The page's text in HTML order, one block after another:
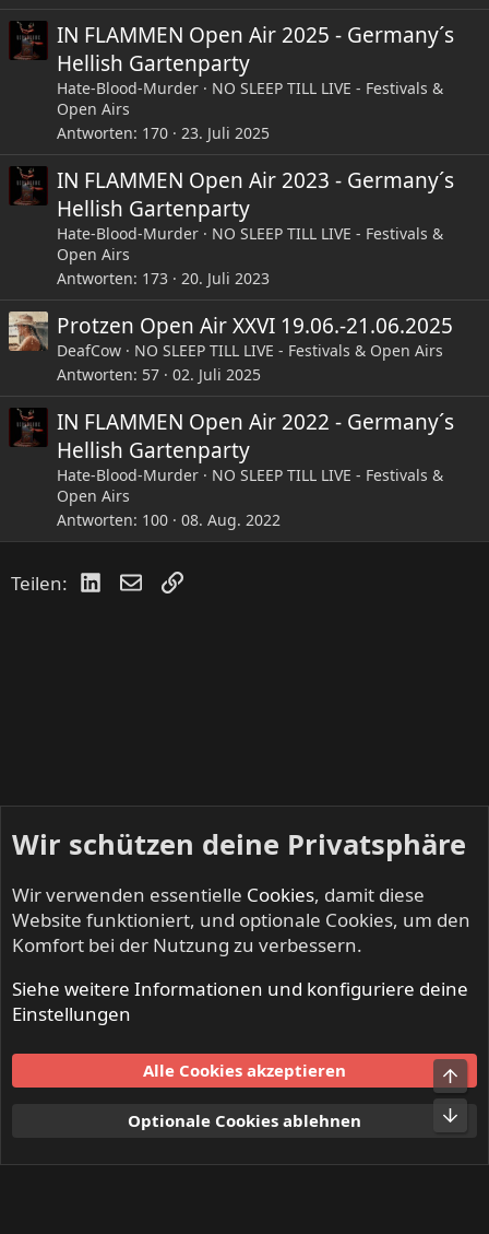
IN FLAMMEN Open Air 2025 - Germany´s
Hellish Gartenparty
Hate-Blood-Murder
NO SLEEP TILL LIVE - Festivals &
Open Airs
Antworten 170 23. Juli 2025
IN FLAMMEN Open Air 2023 - Germany´s
Hellish Gartenparty
Hate-Blood-Murder
NO SLEEP TILL LIVE - Festivals &
Open Airs
Antworten 173 20. Juli 2023
Protzen Open Air XXVI 19.06.-21.06.2025
DeafCow
NO SLEEP TILL LIVE - Festivals & Open Airs
Antworten 57 02. Juli 2025
IN FLAMMEN Open Air 2022 - Germany´s
Hellish Gartenparty
Hate-Blood-Murder
NO SLEEP TILL LIVE - Festivals &
Open Airs
Antworten 100 08. Aug. 2022
Teilen: LinkedIn
E-MailLink
NO SLEEP TILL LIVE - Festivals & Open Airs
Nutzungsbedingungen
Datenschutz
S
Wir schützen deine Privatsphäre
Wir verwenden essentielle Cookies, damit diese
Website funktioniert, und optionale Cookies, um den
Komfort bei der Nutzung zu verbessern.
Siehe weitere Informationen und konfiguriere deine
Einstellungen
Alle Cookies akzeptieren
Optionale Cookies ablehnen